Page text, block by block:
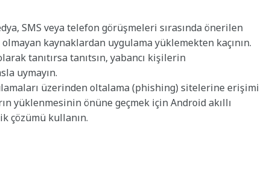
SMS veya telefon görüşmeleri sırasında önerilen
kaynaklardan uygulama yüklemekten kaçının.
tanıtırsa tanıtsın, yabancı kişilerin
uymayın.
üzerinden oltalama (phishing) sitelerine erişimi
yüklenmesinin önüne geçmek için Android akıllı
çözümü kullanın.